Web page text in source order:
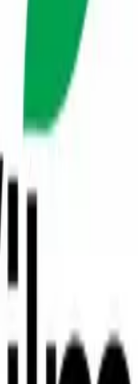
院、学校及装配厂等
年 12 月版英文产品
例）。最新规格请以
TRA 及 KS Q ISO
）与表面式（
摔、外观与清洁成本优化
毯面、EPDM 等耐久耐候
局部更换与卷起清洁
与售后